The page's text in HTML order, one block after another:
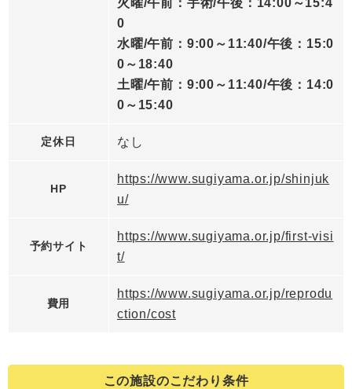
火曜/午前：手術/午後：14:00～15:4
0
水曜/午前：9:00～11:40/午後：15:0
0～18:40
土曜/午前：9:00～11:40/午後：14:0
0～15:40
定休日 なし
HP
https://www.sugiyama.or.jp/shinjuk
u/
予約サイト
https://www.sugiyama.or.jp/first-visi
t/
費用
https://www.sugiyama.or.jp/reprodu
ction/cost
この施設のこだわり条件